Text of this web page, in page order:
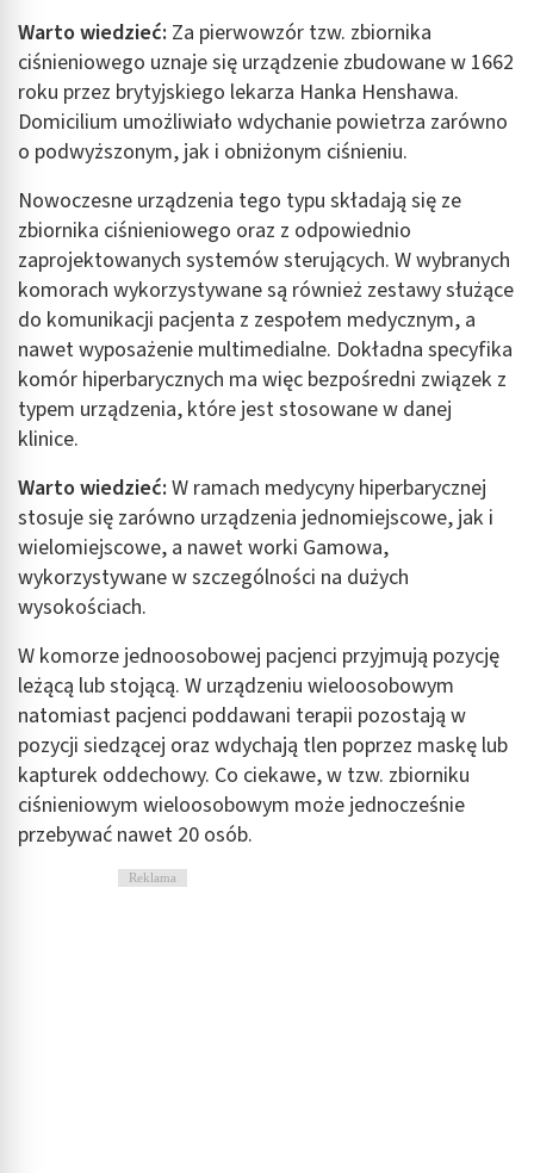
Warto wiedzieć: Za pierwowzór tzw. zbiornika
ciśnieniowego uznaje się urządzenie zbudowane w 1662
roku przez brytyjskiego lekarza Hanka Henshawa.
Domicilium umożliwiało wdychanie powietrza zarówno
o podwyższonym, jak i obniżonym ciśnieniu.
Nowoczesne urządzenia tego typu składają się ze
zbiornika ciśnieniowego oraz z odpowiednio
zaprojektowanych systemów sterujących. W wybranych
komorach wykorzystywane są również zestawy służące
do komunikacji pacjenta z zespołem medycznym, a
nawet wyposażenie multimedialne. Dokładna specyfika
komór hiperbarycznych ma więc bezpośredni związek z
typem urządzenia, które jest stosowane w danej
klinice.
Warto wiedzieć:W ramach medycyny hiperbarycznej
stosuje się zarówno urządzenia jednomiejscowe, jak i
wielomiejscowe, a nawet worki Gamowa,
wykorzystywane w szczególności na dużych
wysokościach.
W komorze jednoosobowej pacjenci przyjmują pozycję
leżącą lub stojącą. W urządzeniu wieloosobowym
natomiast pacjenci poddawani terapii pozostają w
pozycji siedzącej oraz wdychają tlen poprzez maskę lub
kapturek oddechowy. Co ciekawe, w tzw. zbiorniku
ciśnieniowym wieloosobowym może jednocześnie
przebywać nawet 20 osób.
Reklama